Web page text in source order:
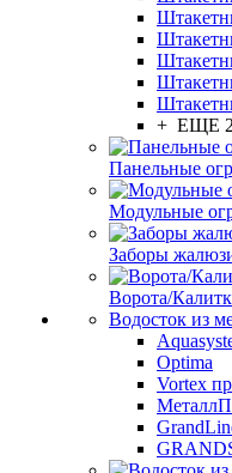
+ ЕЩЕ 2
Панельные
Модульные
Заборы
Ворота/
Водосток из
Optima
Vortex